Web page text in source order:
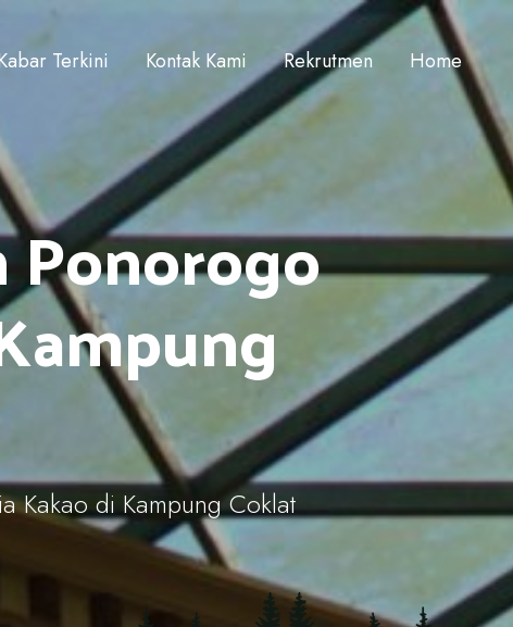
Terkini Kontak Kami Rekrutmen Home
Ponorogo
Kakao di Kampung Coklat